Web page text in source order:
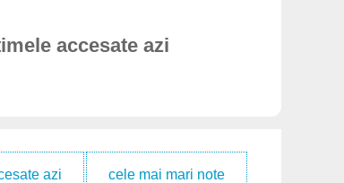
accesate azi
azi cele mai mari note